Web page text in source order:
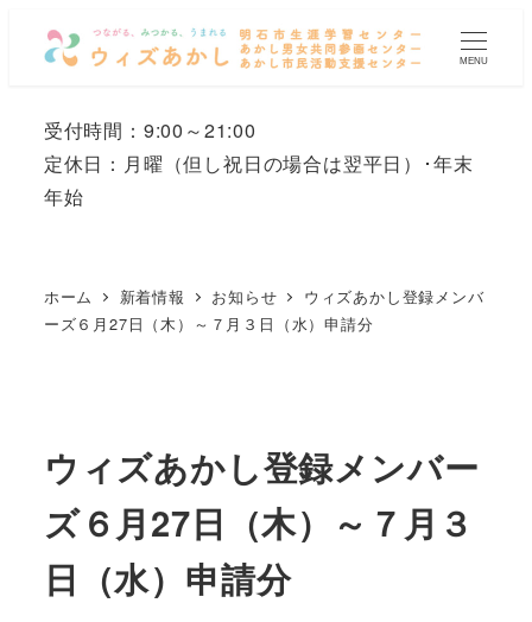
MENU
受付時間：9:00～21:00
定休日：月曜 （但し祝日の場合は翌平日）
･年末
年始
ホーム 新着情報 お知らせ
ウィズあかし登録メンバ
ーズ６月27日（木）～７月３日（水）申請分
ウィズあかし登録メンバー
ズ６月27日（木）～７月３
日（水）申請分